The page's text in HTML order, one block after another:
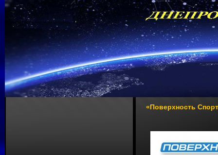
«Поверхность